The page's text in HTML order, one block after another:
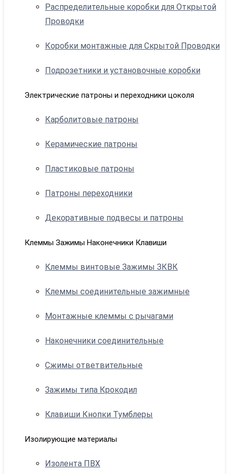
Распределительные коробки для Открытой
Проводки
Коробки монтажные для Скрытой Проводки
Подрозетники и установочные коробки
Электрические патроны и переходники цоколя
Карболитовые патроны
Керамические патроны
Пластиковые патроны
Патроны переходники
Декоративные подвесы и патроны
Клеммы Зажимы Наконечники Клавиши
Клеммы винтовые Зажимы ЗКВК
Клеммы соединительные зажимные
Монтажные клеммы с рычагами
Наконечники соединительные
Сжимы ответвительные
Зажимы типа Крокодил
Клавиши Кнопки Тумблеры
Изолирующие материалы
Изолента ПВХ